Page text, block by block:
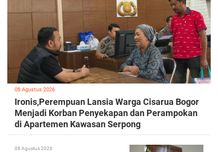
08 Agustus 2026
Ironis,Perempuan Lansia Warga Cisarua Bogor
Menjadi Korban Penyekapan dan Perampokan
di Apartemen Kawasan Serpong
08 Agustus 2026